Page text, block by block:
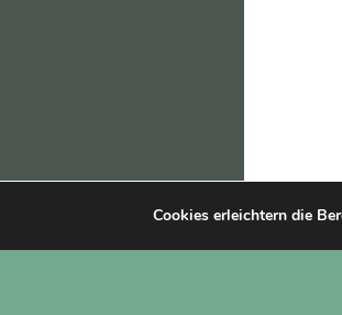
Cookies erleichtern die